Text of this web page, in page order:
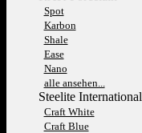
Spot
Karbon
Shale
Ease
Nano
alle ansehen...
Steelite International
Craft White
Craft Blue